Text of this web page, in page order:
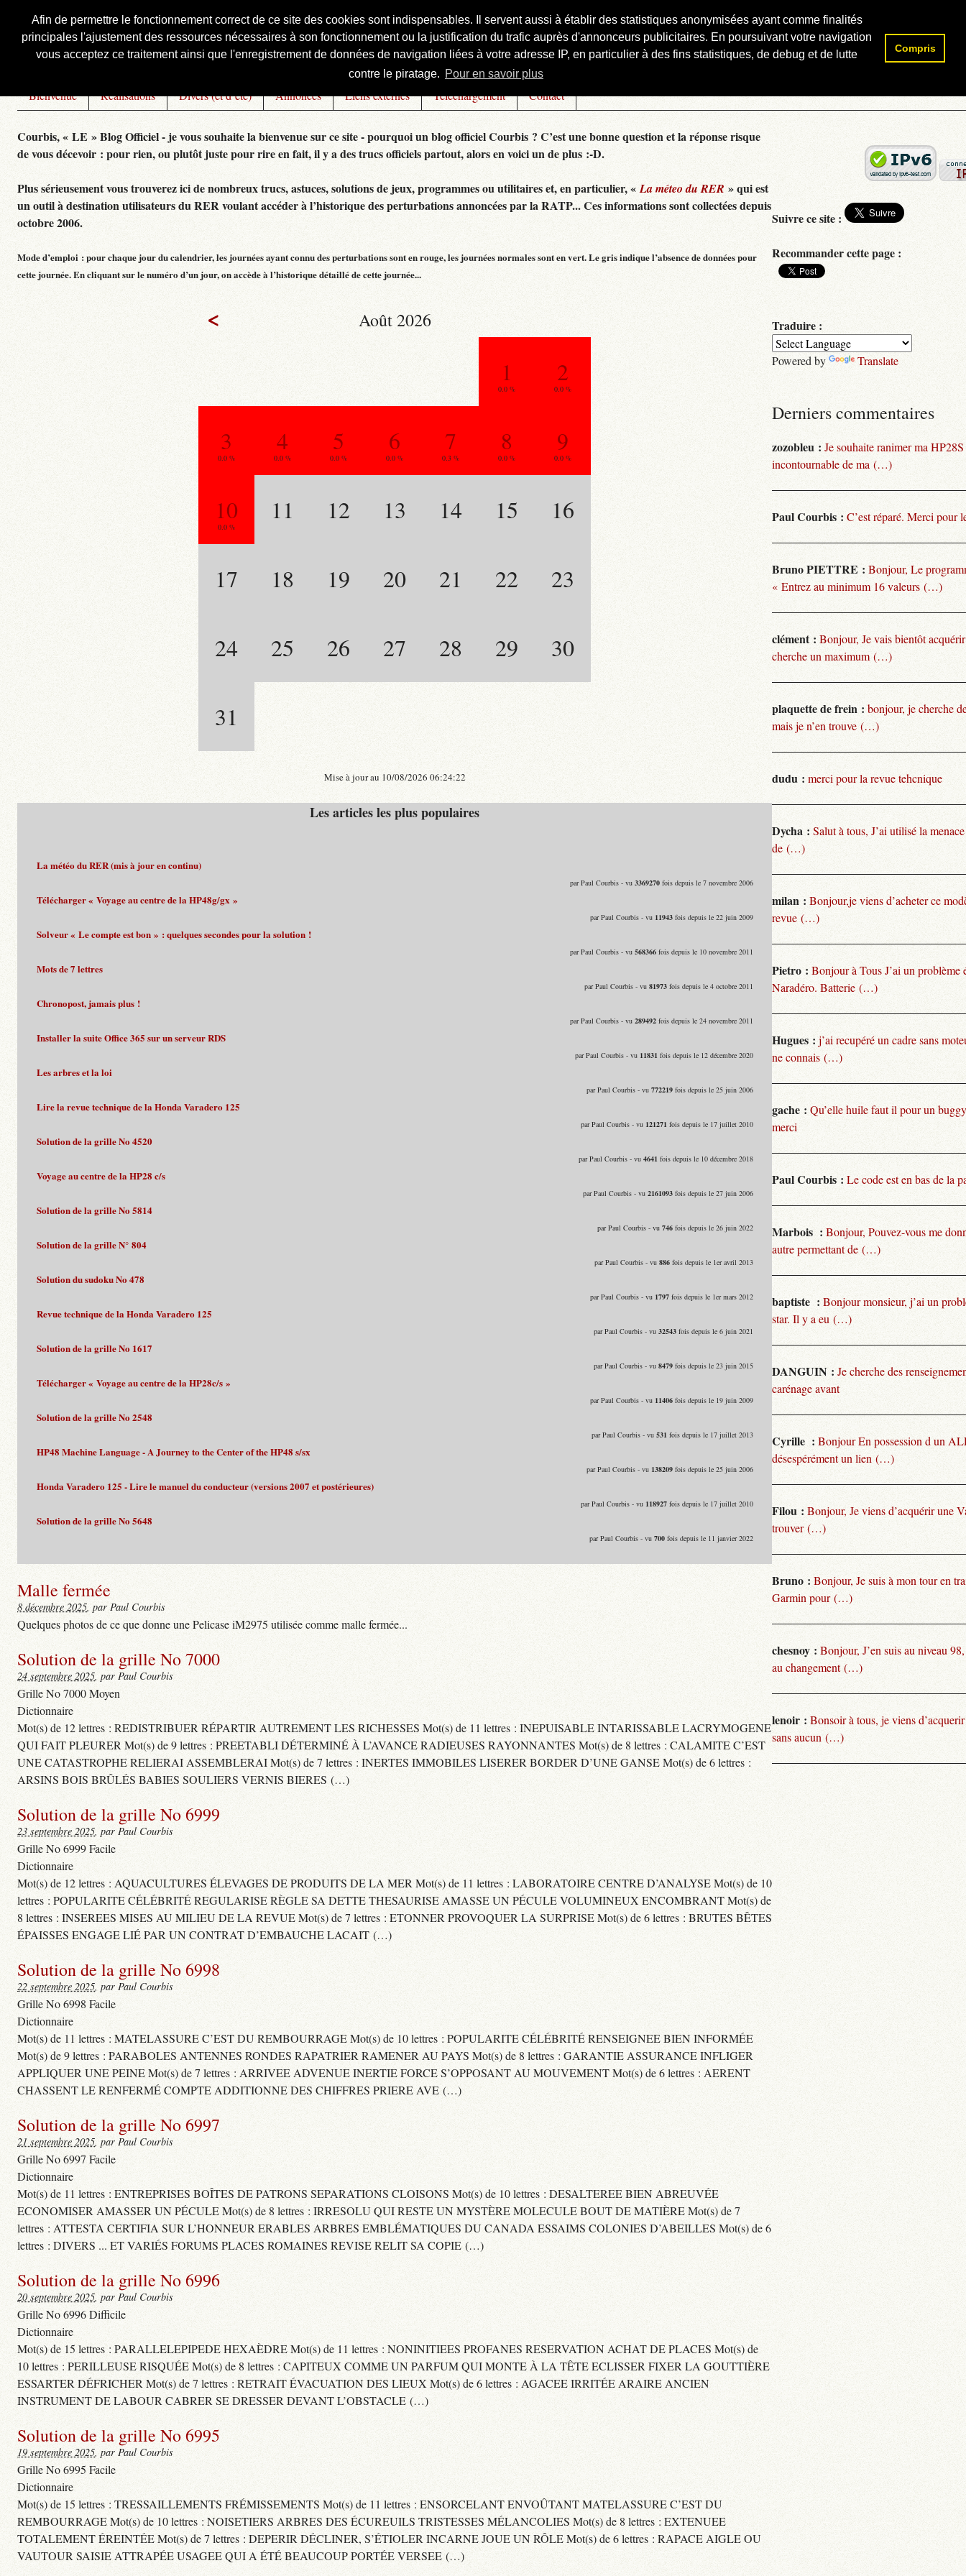
Afin de permettre le fonctionnement correct de ce site des cookies sont indispensables. Il servent aussi à établir des statistiques anonymisées ayant comme finalités
principales l'ajustement des ressources nécessaires à son fonctionnement ou la justification du trafic auprès d'annonceurs publicitaires. En poursuivant votre navigation
vous acceptez ce traitement ainsi que l'enregistrement de données de navigation liées à votre adresse IP, en particulier à des fins statistiques, de debug et de lutte
contre le piratage. Pour en savoir plus
Compris
Courbis, « LE » Blog Officiel
Bienvenue Réalisations Divers (et d’été) Annonces Liens externes Téléchargement Contact
Courbis, « LE » Blog Officiel - je vous souhaite la bienvenue sur ce site - pourquoi un blog officiel Courbis ? C’est une bonne question et la réponse risque
de vous décevoir : pour rien, ou plutôt juste pour rire en fait, il y a des trucs officiels partout, alors en voici un de plus :-D.
Plus sérieusement vous trouverez ici de nombreux trucs, astuces, solutions de jeux, programmes ou utilitaires et, en particulier, «La méteo du RER » qui est
un outil à destination utilisateurs du RER voulant accéder à l’historique des perturbations annoncées par la RATP... Ces informations sont collectées depuis
octobre 2006.
Mode d’emploi : pour chaque jour du calendrier, les journées ayant connu des perturbations sont en rouge, les journées normales sont en vert. Le gris indique l’absence de données pour
cette journée. En cliquant sur le numéro d’un jour, on accède à l’historique détaillé de cette journée...
< Août 2026
1
0.0 %
2
0.0 %
3
0.0 %
4
0.0 %
5
0.0 %
6
0.0 %
7
0.3 %
8
0.0 %
9
0.0 %
10
0.0 %
11 12 13 14 15 16
17 18 19 20 21 22 23
24 25 26 27 28 29 30
31
Mise à jour au 10/08/2026 06:24:22
Les articles les plus populaires
La météo du RER (mis à jour en continu)
par Paul Courbis - vu 3369270fois depuis le 7 novembre 2006
Télécharger « Voyage au centre de la HP48g/gx »
par Paul Courbis - vu 11943fois depuis le 22 juin 2009
Solveur « Le compte est bon » : quelques secondes pour la solution !
par Paul Courbis - vu 568366fois depuis le 10 novembre 2011
Mots de 7 lettres
par Paul Courbis - vu 81973fois depuis le 4 octobre 2011
Chronopost, jamais plus !
par Paul Courbis - vu 289492fois depuis le 24 novembre 2011
Installer la suite Office 365 sur un serveur RDS
par Paul Courbis - vu 11831 fois depuis le 12 décembre 2020
Les arbres et la loi
par Paul Courbis - vu 772219fois depuis le 25 juin 2006
Lire la revue technique de la Honda Varadero 125
par Paul Courbis - vu 121271 fois depuis le 17 juillet 2010
Solution de la grille No 4520
par Paul Courbis - vu 4641 fois depuis le 10 décembre 2018
Voyage au centre de la HP28 c/s
par Paul Courbis - vu 2161093fois depuis le 27 juin 2006
Solution de la grille No 5814
par Paul Courbis - vu 746fois depuis le 26 juin 2022
Solution de la grille N° 804
par Paul Courbis - vu 886fois depuis le 1er avril 2013
Solution du sudoku No 478
par Paul Courbis - vu 1797fois depuis le 1er mars 2012
Revue technique de la Honda Varadero 125
par Paul Courbis - vu 32543fois depuis le 6 juin 2021
Solution de la grille No 1617
par Paul Courbis - vu 8479fois depuis le 23 juin 2015
Télécharger « Voyage au centre de la HP28c/s »
par Paul Courbis - vu 11406fois depuis le 19 juin 2009
Solution de la grille No 2548
par Paul Courbis - vu 531 fois depuis le 17 juillet 2013
HP48 Machine Language - A Journey to the Center of the HP48 s/sx
par Paul Courbis - vu 138209fois depuis le 25 juin 2006
Honda Varadero 125 - Lire le manuel du conducteur (versions 2007 et postérieures)
par Paul Courbis - vu 118927fois depuis le 17 juillet 2010
Solution de la grille No 5648
par Paul Courbis - vu 700fois depuis le 11 janvier 2022
Malle fermée
8 décembre 2025, par Paul Courbis
Quelques photos de ce que donne une Pelicase iM2975 utilisée comme malle fermée...
Solution de la grille No 7000
24 septembre 2025, par Paul Courbis
Grille No 7000 Moyen
Dictionnaire
Mot(s) de 12 lettres : REDISTRIBUER RÉPARTIR AUTREMENT LES RICHESSES Mot(s) de 11 lettres : INEPUISABLE INTARISSABLE LACRYMOGENE
QUI FAIT PLEURER Mot(s) de 9 lettres : PREETABLI DÉTERMINÉ À L’AVANCE RADIEUSES RAYONNANTES Mot(s) de 8 lettres : CALAMITE C’EST
UNE CATASTROPHE RELIERAI ASSEMBLERAI Mot(s) de 7 lettres : INERTES IMMOBILES LISERER BORDER D’UNE GANSE Mot(s) de 6 lettres :
ARSINS BOIS BRÛLÉS BABIES SOULIERS VERNIS BIERES (…)
Solution de la grille No 6999
23 septembre 2025, par Paul Courbis
Grille No 6999 Facile
Dictionnaire
Mot(s) de 12 lettres : AQUACULTURES ÉLEVAGES DE PRODUITS DE LA MER Mot(s) de 11 lettres : LABORATOIRE CENTRE D’ANALYSE Mot(s) de 10
lettres : POPULARITE CÉLÉBRITÉ REGULARISE RÈGLE SA DETTE THESAURISE AMASSE UN PÉCULE VOLUMINEUX ENCOMBRANT Mot(s) de
8 lettres : INSEREES MISES AU MILIEU DE LA REVUE Mot(s) de 7 lettres : ETONNER PROVOQUER LA SURPRISE Mot(s) de 6 lettres : BRUTES BÊTES
ÉPAISSES ENGAGE LIÉ PAR UN CONTRAT D’EMBAUCHE LACAIT (…)
Solution de la grille No 6998
22 septembre 2025, par Paul Courbis
Grille No 6998 Facile
Dictionnaire
Mot(s) de 11 lettres : MATELASSURE C’EST DU REMBOURRAGE Mot(s) de 10 lettres : POPULARITE CÉLÉBRITÉ RENSEIGNEE BIEN INFORMÉE
Mot(s) de 9 lettres : PARABOLES ANTENNES RONDES RAPATRIER RAMENER AU PAYS Mot(s) de 8 lettres : GARANTIE ASSURANCE INFLIGER
APPLIQUER UNE PEINE Mot(s) de 7 lettres : ARRIVEE ADVENUE INERTIE FORCE S’OPPOSANT AU MOUVEMENT Mot(s) de 6 lettres : AERENT
CHASSENT LE RENFERMÉ COMPTE ADDITIONNE DES CHIFFRES PRIERE AVE (…)
Solution de la grille No 6997
21 septembre 2025, par Paul Courbis
Grille No 6997 Facile
Dictionnaire
Mot(s) de 11 lettres : ENTREPRISES BOÎTES DE PATRONS SEPARATIONS CLOISONS Mot(s) de 10 lettres : DESALTEREE BIEN ABREUVÉE
ECONOMISER AMASSER UN PÉCULE Mot(s) de 8 lettres : IRRESOLU QUI RESTE UN MYSTÈRE MOLECULE BOUT DE MATIÈRE Mot(s) de 7
lettres : ATTESTA CERTIFIA SUR L’HONNEUR ERABLES ARBRES EMBLÉMATIQUES DU CANADA ESSAIMS COLONIES D’ABEILLES Mot(s) de 6
lettres : DIVERS ... ET VARIÉS FORUMS PLACES ROMAINES REVISE RELIT SA COPIE (…)
Solution de la grille No 6996
20 septembre 2025, par Paul Courbis
Grille No 6996 Difficile
Dictionnaire
Mot(s) de 15 lettres : PARALLELEPIPEDE HEXAÈDRE Mot(s) de 11 lettres : NONINITIEES PROFANES RESERVATION ACHAT DE PLACES Mot(s) de
10 lettres : PERILLEUSE RISQUÉE Mot(s) de 8 lettres : CAPITEUX COMME UN PARFUM QUI MONTE À LA TÊTE ECLISSER FIXER LA GOUTTIÈRE
ESSARTER DÉFRICHER Mot(s) de 7 lettres : RETRAIT ÉVACUATION DES LIEUX Mot(s) de 6 lettres : AGACEE IRRITÉE ARAIRE ANCIEN
INSTRUMENT DE LABOUR CABRER SE DRESSER DEVANT L’OBSTACLE (…)
Solution de la grille No 6995
19 septembre 2025, par Paul Courbis
Grille No 6995 Facile
Dictionnaire
Mot(s) de 15 lettres : TRESSAILLEMENTS FRÉMISSEMENTS Mot(s) de 11 lettres : ENSORCELANT ENVOÛTANT MATELASSURE C’EST DU
REMBOURRAGE Mot(s) de 10 lettres : NOISETIERS ARBRES DES ÉCUREUILS TRISTESSES MÉLANCOLIES Mot(s) de 8 lettres : EXTENUEE
TOTALEMENT ÉREINTÉE Mot(s) de 7 lettres : DEPERIR DÉCLINER, S’ÉTIOLER INCARNE JOUE UN RÔLE Mot(s) de 6 lettres : RAPACE AIGLE OU
VAUTOUR SAISIE ATTRAPÉE USAGEE QUI A ÉTÉ BEAUCOUP PORTÉE VERSEE (…)
Rechercher :
Suivre ce site :
Recommander cette page :
Traduire :
Powered by Translate
Derniers commentaires
zozobleu : Je souhaite ranimer ma
incontournable de ma (…)
Paul Courbis : C’est réparé. Merci pour
Bruno PIETTRE : Bonjour, Le
« Entrez au minimum 16 valeurs (…)
clément : Bonjour, Je vais bientôt
cherche un maximum (…)
plaquette de frein : bonjour, je cherche
mais je n’en trouve (…)
dudu : merci pour la revue tehcnique
Dycha : Salut à tous, J’ai utilisé la
de (…)
milan : Bonjour,je viens d’acheter ce
revue (…)
Pietro : Bonjour à Tous J’ai un problème
Naradéro. Batterie (…)
Hugues : j’ai recupéré un cadre sans
ne connais (…)
gache : Qu’elle huile faut il pour un
merci
Paul Courbis : Le code est en bas de la
Marbois : Bonjour, Pouvez-vous me
autre permettant de (…)
baptiste : Bonjour monsieur, j’ai un
star. Il y a eu (…)
DANGUIN : Je cherche des
carénage avant
Cyrille : Bonjour En possession d un
désespérément un lien (…)
Filou : Bonjour, Je viens d’acquérir une
trouver (…)
Bruno : Bonjour, Je suis à mon tour en
Garmin pour (…)
chesnoy : Bonjour, J’en suis au niveau
au changement (…)
lenoir : Bonsoir à tous, je viens
sans aucun (…)